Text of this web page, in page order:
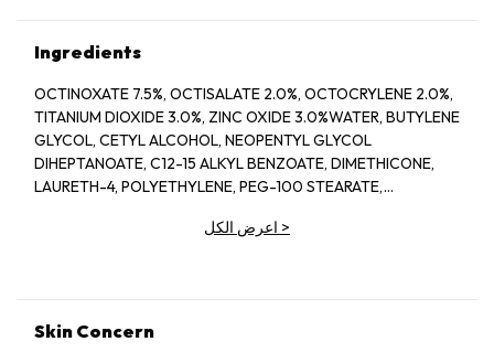
Ingredients
OCTINOXATE 7.5%, OCTISALATE 2.0%, OCTOCRYLENE 2.0%,
TITANIUM DIOXIDE 3.0%, ZINC OXIDE 3.0%WATER, BUTYLENE
GLYCOL, CETYL ALCOHOL, NEOPENTYL GLYCOL
DIHEPTANOATE, C12-15 ALKYL BENZOATE, DIMETHICONE,
LAURETH-4, POLYETHYLENE, PEG-100 STEARATE,
OIL*, CITRUS GRANDIS (GRAPEFRUIT) PEEL OIL*, MENTHA
(GINSENG) ROOT EXTRACT, CITRUS AURANTIUM AMARA
اعرض الكل >
Skin Concern